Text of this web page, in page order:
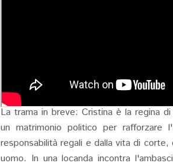
La trama in breve: Cristina è la regina
un matrimonio politico per rafforzare
responsabilità regali e dalla vita di
uomo. In una locanda incontra